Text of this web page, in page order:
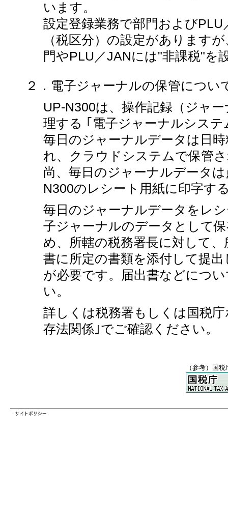
います。
設定登録業務で部門および
（税区分）の設定があります
門やPLU／JANには"非課税"を
２．電子ジャーナルの保管につい
UP-N300は、操作記録（ジャ
理する ｢電子ジャーナルシス
毎日のジャーナルデータは日
れ、クラウドシステムで保管
尚、毎日のジャーナルデータ
N300のレシート用紙に印字す
毎日のジャーナルデータをレ
子ジャーナルのデータとして
め、所轄の税務署長に対して
書に所定の書類を添付して提
が必要です。届出書などにつ
い。
詳しくは税務署もしくは国税
存法関係｣でご確認ください。
（参考）国